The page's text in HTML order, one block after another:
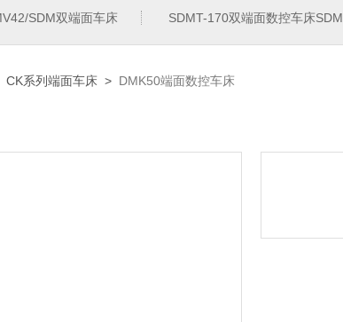
SDM双端面车床 SDMT-170双端面数控车床SDM
CK系列端面车床 > DMK50端面数控车床